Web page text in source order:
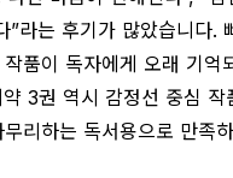
”라는 후기가 많았습니다.
품이 독자에게 오래 기억
3권 역시 감정선 중심 작
리하는 독서용으로 만족